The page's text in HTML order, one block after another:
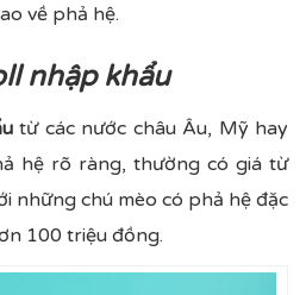
về phả hệ.
nhập khẩu
từ các nước châu Âu, Mỹ hay
hệ rõ ràng, thường có giá từ
những chú mèo có phả hệ đặc
100 triệu đồng.